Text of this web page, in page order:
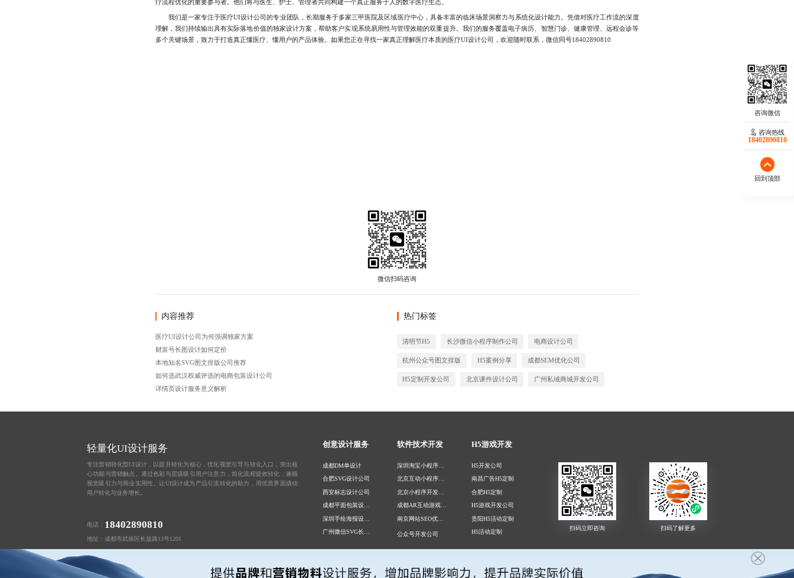
疗流程优化的重要参与者。他们将与医生、护士、管理者共同构建一个真正服务于人的数字医疗生态。
我们是一家专注于医疗UI设计公司的专业团队，长期服务于多家三甲医院及区域医疗中心，具备丰富的临床场景洞察力与系统化设计能力。凭借对医疗工作流的深度
理解，我们持续输出具有实际落地价值的独家设计方案，帮助客户实现系统易用性与管理效能的双重提升。我们的服务覆盖电子病历、智慧门诊、健康管理、远程会诊等
多个关键场景，致力于打造真正懂医疗、懂用户的产品体验。如果您正在寻找一家真正理解医疗本质的医疗UI设计公司，欢迎随时联系，微信同号18402890810
内容推荐
医疗UI设计公司为何强调独家方案
财富号长图设计如何定价
本地知名SVG图文排版公司推荐
如何选武汉权威评选的电商包装设计公司
详情页设计服务意义解析
热门标签
清明节H5 长沙微信小程序制作公司 电商设计公司
杭州公众号图文排版 H5案例分享 成都SEM优化公司
H5定制开发公司 北京课件设计公司 广州私域商城开发公司
轻量化UI设计服务
专注营销转化型UI设计，以提升转化为核心，优化视觉引导与转化入口，突出核
心功能与营销触点。通过色彩与层级吸引用户注意力，简化流程提效转化，兼顾
视觉吸引力与商业实用性。让UI设计成为产品引流转化的助力，用优质界面撬动
用户转化与业务增长。
电话： 18402890810
地址：成都市武侯区长益路13号1201
创意设计服务
成都DM单设计
合肥SVG设计公司
西安标志设计公司
成都平面包装设计公司
广州微信SVG长图设计
重庆宣传册设计公司
软件技术开发
北京互动小程序开发
成都AR互动游戏开发，成都AR小程序制作公司
公众号开发公司
成都京东小程序定制
H5游戏开发
H5开发公司
南昌广告H5定制
合肥H5定制
H5游戏开发公司
贵阳H5活动定制
H5活动定制
石家庄H5制作公司
友情链接： 重庆PPT设计美化 天津H5定制开发公司 上海微信表情包定制公司 H5游戏制作公司 游戏小程序开发 杭州H5定制开发公司 南京表情包设计公司 武汉网店装修设计 科普宣传H5
咨询热线
18402890810
回到顶部